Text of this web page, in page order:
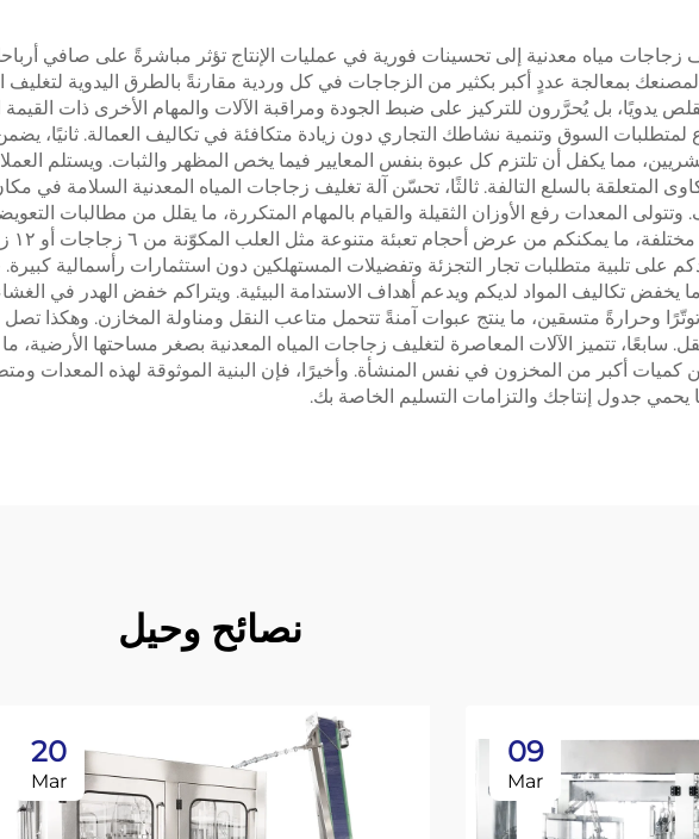
زجاجات مياه معدنية إلى تحسينات فورية في عمليات الإنتاج تؤثر مباشرةً على صافي
لمصنعك بمعالجة عددٍ أكبر بكثير من الزجاجات في كل وردية مقارنةً بالطرق اليدوية
يدويًا، بل يُحرَّرون للتركيز على ضبط الجودة ومراقبة الآلات والمهام الأخرى ذات
السوق وتنمية نشاطك التجاري دون زيادة متكافئة في تكاليف العمالة. ثانيًا، يضمن
مما يكفل أن تلتزم كل عبوة بنفس المعايير فيما يخص المظهر والثبات. ويستلم
المتعلقة بالسلع التالفة. ثالثًا، تحسّن آلة تغليف زجاجات المياه المعدنية السلامة
المعدات رفع الأوزان الثقيلة والقيام بالمهام المتكررة، ما يقلل من مطالبات
على تلبية متطلبات تجار التجزئة وتفضيلات المستهلكين دون استثمارات رأسمالية
يخفض تكاليف المواد لديكم ويدعم أهداف الاستدامة البيئية. ويتراكم خفض الهدر في
توتّرًا وحرارةً متسقين، ما ينتج عبوات آمنةً تتحمل متاعب النقل ومناولة المخازن. وهكذا تصل
سابعًا، تتميز الآلات المعاصرة لتغليف زجاجات المياه المعدنية بصغر مساحتها
كميات أكبر من المخزون في نفس المنشأة. وأخيرًا، فإن البنية الموثوقة لهذه المعدات
جدول إنتاجك والتزامات التسليم الخاصة بك.
نصائح وحيل
09
Mar
20
Mar